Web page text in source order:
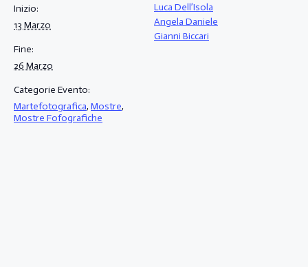
Inizio:
13 Marzo
Fine:
26 Marzo
Categorie Evento:
Martefotografica, Mostre,
Mostre Fofografiche
Luca Dell’Isola
Angela Daniele
Gianni Biccari